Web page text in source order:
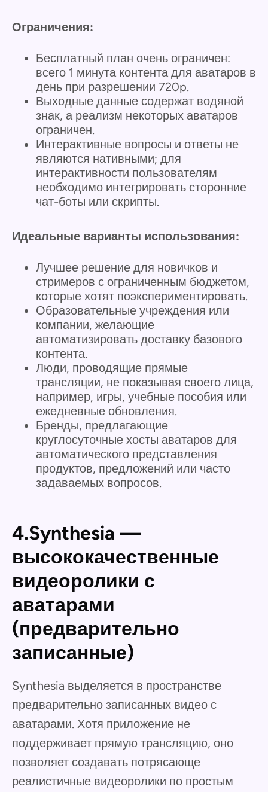
Ограничения:
Бесплатный план очень ограничен:
всего 1 минута контента для аватаров в
день при разрешении 720p.
Выходные данные содержат водяной
знак, а реализм некоторых аватаров
ограничен.
Интерактивные вопросы и ответы не
являются нативными; для
интерактивности пользователям
необходимо интегрировать сторонние
чат-боты или скрипты.
Идеальные варианты использования:
Лучшее решение для новичков и
стримеров с ограниченным бюджетом,
которые хотят поэкспериментировать.
Образовательные учреждения или
компании, желающие
автоматизировать доставку базового
контента.
Люди, проводящие прямые
трансляции, не показывая своего лица,
например, игры, учебные пособия или
ежедневные обновления.
Бренды, предлагающие
круглосуточные хосты аватаров для
автоматического представления
продуктов, предложений или часто
задаваемых вопросов.
4.Synthesia —
высококачественные
видеоролики с
аватарами
(предварительно
записанные)
Synthesia выделяется в пространстве
предварительно записанных видео с
аватарами. Хотя приложение не
поддерживает прямую трансляцию, оно
позволяет создавать потрясающе
реалистичные видеоролики по простым